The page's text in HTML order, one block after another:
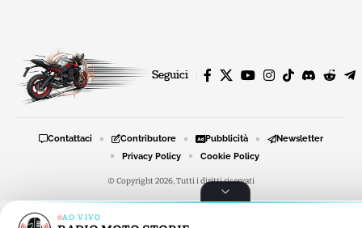
Seguici
© Copyright 2026, Tutti i diritti riservati
Contattaci Contributore Pubblicità
Newsletter
Privacy Policy
Cookie Policy
AO VIVO